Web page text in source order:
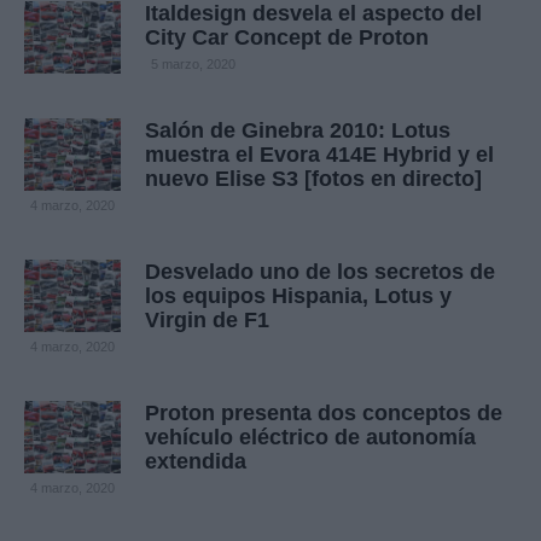
Italdesign desvela el aspecto del
City Car Concept de Proton
5 marzo, 2020
Salón de Ginebra 2010: Lotus
muestra el Evora 414E Hybrid y el
nuevo Elise S3 [fotos en directo]
4 marzo, 2020
Desvelado uno de los secretos de
los equipos Hispania, Lotus y
Virgin de F1
4 marzo, 2020
Proton presenta dos conceptos de
vehículo eléctrico de autonomía
extendida
4 marzo, 2020